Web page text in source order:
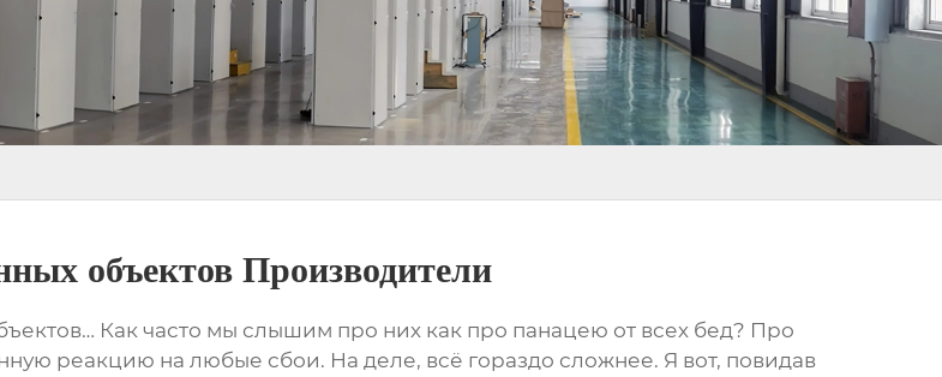
объектов Производители
… Как часто мы слышим про них как про панацею от всех бед? Про
реакцию на любые сбои. На деле, всё гораздо сложнее. Я вот, повидав